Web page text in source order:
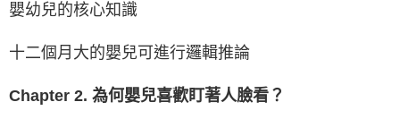
嬰幼兒的核心知識
十二個月大的嬰兒可進行邏輯推論
Chapter 2. 為何嬰兒喜歡盯著人臉看？